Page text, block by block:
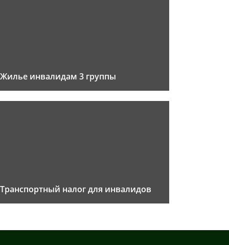
Жилье инвалидам 3 группы
Транспортный налог для инвалидов